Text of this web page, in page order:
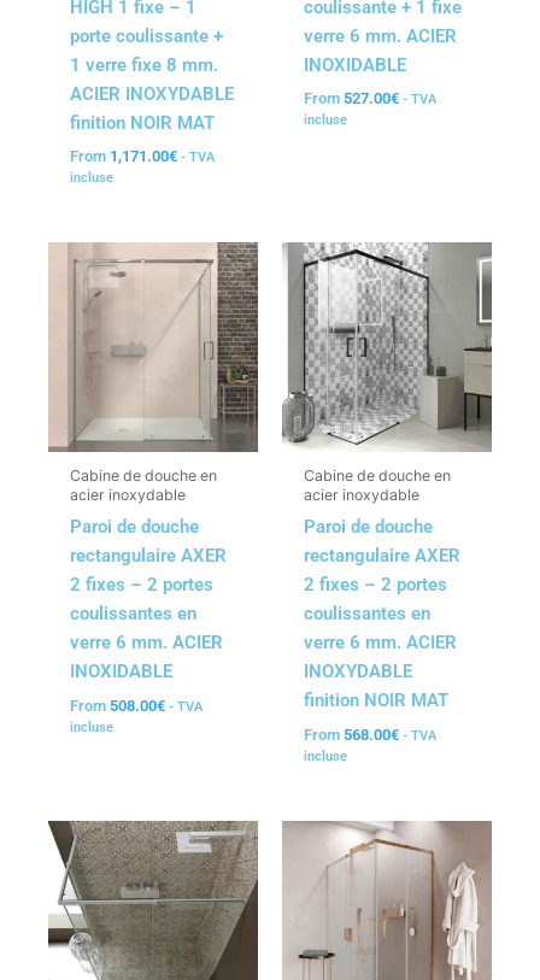
HIGH 1 fixe – 1
porte coulissante +
1 verre fixe 8 mm.
ACIER INOXYDABLE
finition NOIR MAT
From 1,171.00€ - TVA
incluse
coulissante + 1 fixe
verre 6 mm. ACIER
INOXIDABLE
From 527.00€ - TVA
incluse
Cabine de douche en
acier inoxydable
Paroi de douche
rectangulaire AXER
2 fixes – 2 portes
coulissantes en
verre 6 mm. ACIER
INOXIDABLE
From 508.00€ - TVA
incluse
Cabine de douche en
acier inoxydable
Paroi de douche
rectangulaire AXER
2 fixes – 2 portes
coulissantes en
verre 6 mm. ACIER
INOXYDABLE
finition NOIR MAT
From 568.00€ - TVA
incluse